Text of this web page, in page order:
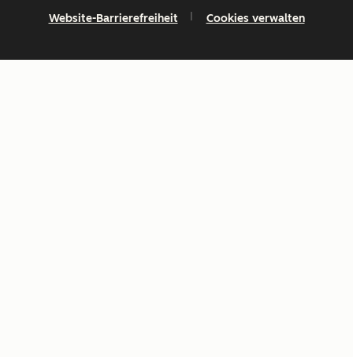
Website-Barrierefreiheit Cookies verwalten